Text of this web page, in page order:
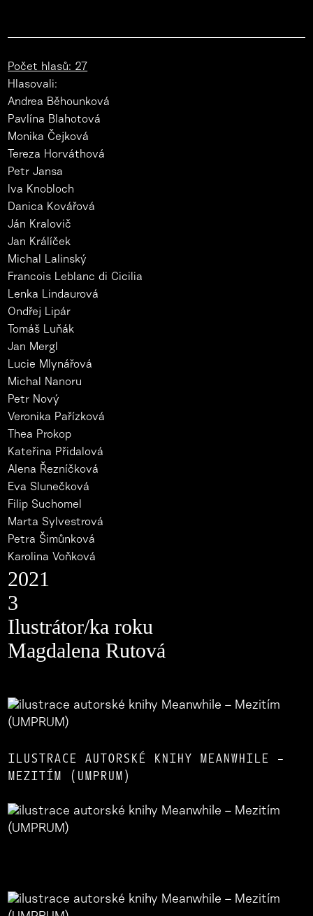
Počet hlasů: 27
Hlasovali:
Andrea Běhounková
Pavlína Blahotová
Monika Čejková
Tereza Horváthová
Petr Jansa
Iva Knobloch
Danica Kovářová
Ján Kralovič
Jan Králíček
Michal Lalinský
Francois Leblanc di Cicilia
Lenka Lindaurová
Ondřej Lipár
Tomáš Luňák
Jan Mergl
Lucie Mlynářová
Michal Nanoru
Petr Nový
Veronika Pařízková
Thea Prokop
Kateřina Přidalová
Alena Řezníčková
Eva Slunečková
Filip Suchomel
Marta Sylvestrová
Petra Šimůnková
Karolina Voňková
2021
3
Ilustrátor/ka roku
Magdalena Rutová
ILUSTRACE AUTORSKÉ KNIHY MEANWHILE –
MEZITÍM (UMPRUM)